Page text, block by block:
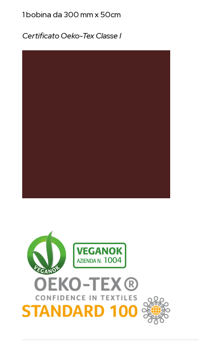
1 bobina da 300 mm x 50cm
Certificato Oeko-Tex Classe I